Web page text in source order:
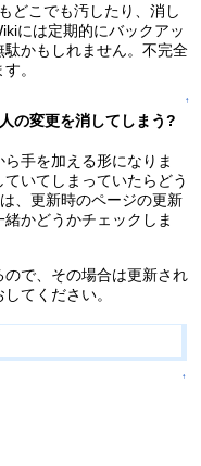
どこでも汚したり、消し
には定期的にバックアッ
かもしれません。不完全
。
↑
の変更を消してしまう?
手を加える形になりま
いてしまっていたらどう
、更新時のページの更新
かどうかチェックしま
で、その場合は更新され
てください。
↑